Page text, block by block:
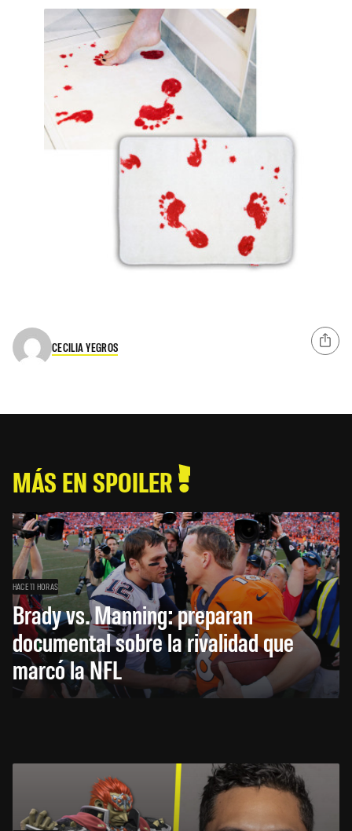
CECILIA YEGROS
MÁS EN SPOILER
HACE 11 HORAS
Brady vs. Manning: preparan
documental sobre la rivalidad que
marcó la NFL